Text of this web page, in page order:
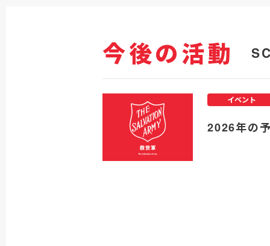
今後の活動
2026年の
イベント